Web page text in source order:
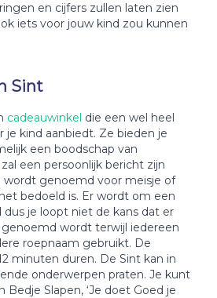
en cijfers zullen laten zien
iets voor jouw kind zou kunnen
Sint
cadeauwinkel die een wel heel
je kind aanbiedt. Ze bieden je
een boodschap van
een persoonlijk bericht zijn
wordt genoemd voor meisje of
bedoeld is. Er wordt om een
dus je loopt niet de kans dat er
wordt terwijl iedereen
roepnaam gebruikt. De
minuten duren. De Sint kan in
onderwerpen praten. Je kunt
Bedje Slapen, ‘Je doet Goed je